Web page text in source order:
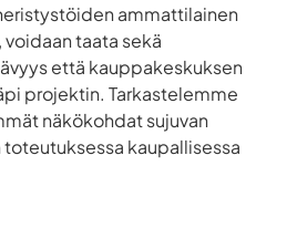
ammattilainen
taata sekä
että kauppakeskuksen
projektin. Tarkastelemme
näkökohdat sujuvan
kaupallisessa